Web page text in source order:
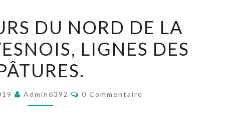
DU
NORD
DE
LA
AVESNOIS,
DU NORD DE LA
LIGNES DES
Admin6392 Commentaires
0 Commentaire